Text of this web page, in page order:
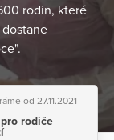
rodin, které
od 27.11.2021
rodiče